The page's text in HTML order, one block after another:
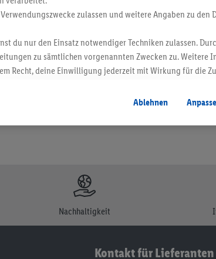
Dekoration. Die hier beworbenen Produkte, vor allem
Nachhaltigkeit
Kontakt für Lieferanten
zulassen und weitere Angaben zu den
du nur den Einsatz notwendiger Techniken zulassen.
zu sämtlichen vorgenannten Zwecken zu. Weitere
Recht, deine Einwilligung jederzeit mit Wirkung für die
Ablehnen